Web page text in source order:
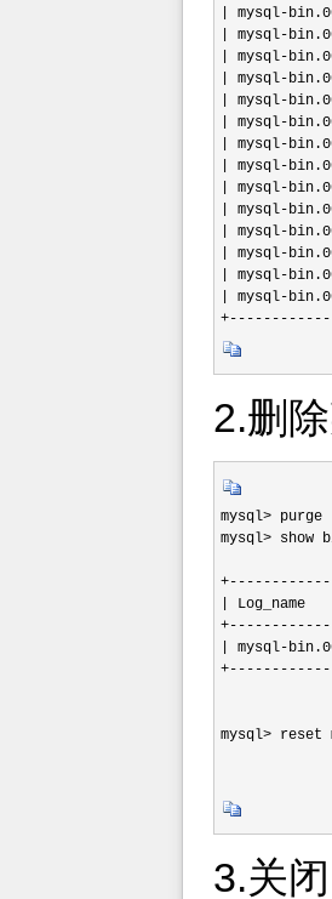
| mysql-
| mysql-
| mysql-
| mysql-
| mysql-
| mysql-
| mysql-
| mysql-
| mysql-
| mysql-
| mysql-
| mysql-
| mysql-
| mysql-
2.删
mysql>
mysql> show
| Log_name
| mysql-
mysql> reset
3.关